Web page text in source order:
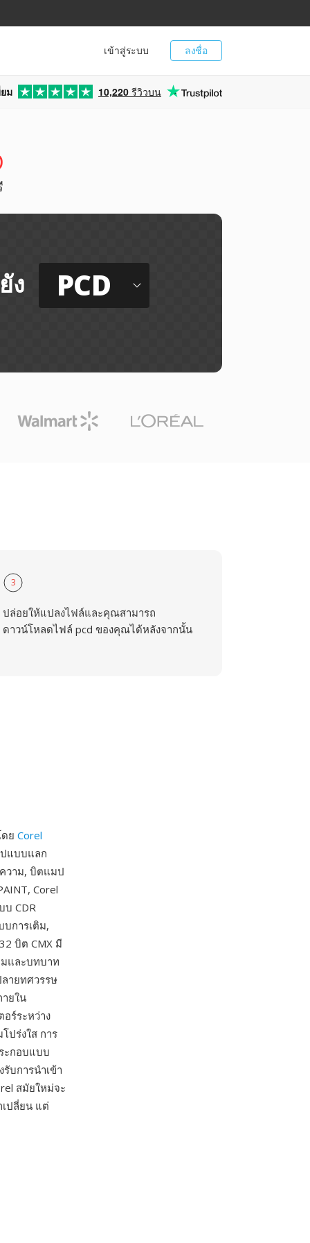
ลงชื่อ
เข้าสู่ระบบ
ม 10,220 รีวิวบน
ง PCD
3
ปล่อยให้แปลงไฟล์และคุณสามารถ
ดาวน์โหลดไฟล์ pcd ของคุณได้หลังจากนั้น
ย Corel
ปแบบแลก
วาม, บิตแมป
Corel
บ CDR
การเติม,
บิต CMX มี
และบทบาท
ายทศวรรษ
ยใน
อร์ระหว่าง
ปร่งใส การ
ะกอบแบบ
บการนำเข้า
สมัยใหม่จะ
เปลี่ยน แต่